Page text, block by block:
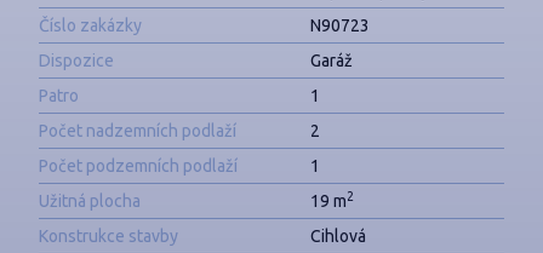
Číslo zakázky
N90723
Dispozice
Garáž
Patro
1
Počet nadzemních podlaží
2
Počet podzemních podlaží
1
Užitná plocha
19 m2
Konstrukce stavby
Cihlová